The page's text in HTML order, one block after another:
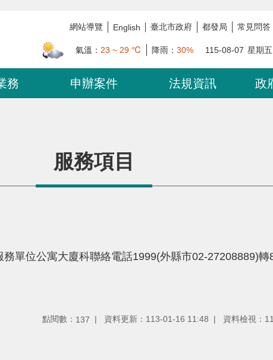
網站導覽 English 臺北市政府 都發局 常見問答
氣溫： 23 ~ 29 ℃ 降雨： 30% 115-08-07 星期五
務 申辦案件 法規資訊 政
服務項目
單位公寓大廈科聯絡電話1999(外縣市02-27208889)
點閱數： 137 資料更新：113-01-16 11:48 資料檢視：